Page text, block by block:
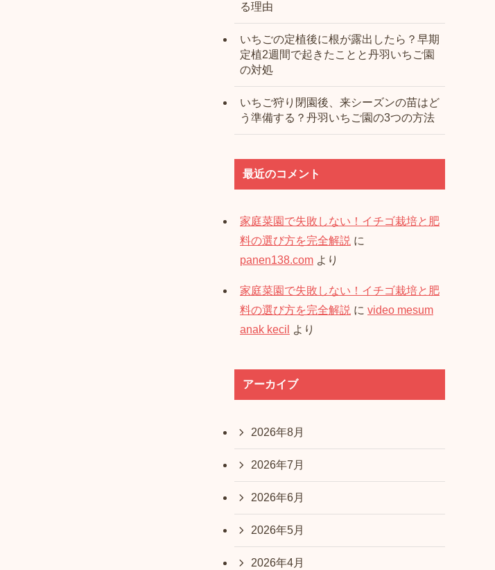
る理由
いちごの定植後に根が露出したら？早期
定植2週間で起きたことと丹羽いちご園
の対処
いちご狩り閉園後、来シーズンの苗はど
う準備する？丹羽いちご園の3つの方法
最近のコメント
家庭菜園で失敗しない！イチゴ栽培と肥
料の選び方を完全解説 に
panen138.com より
家庭菜園で失敗しない！イチゴ栽培と肥
料の選び方を完全解説 に video mesum
anak kecil
より
アーカイブ
2026年8月
2026年7月
2026年6月
2026年5月
2026年4月